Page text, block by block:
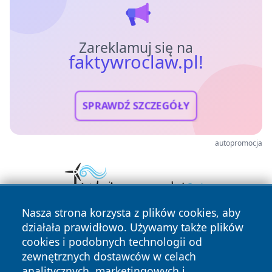
Zareklamuj się na
faktywroclaw.pl!
SPRAWDŹ SZCZEGÓŁY
autopromocja
Nasza strona korzysta z plików cookies, aby
działała prawidłowo. Używamy także plików
cookies i podobnych technologii od
zewnętrznych dostawców w celach